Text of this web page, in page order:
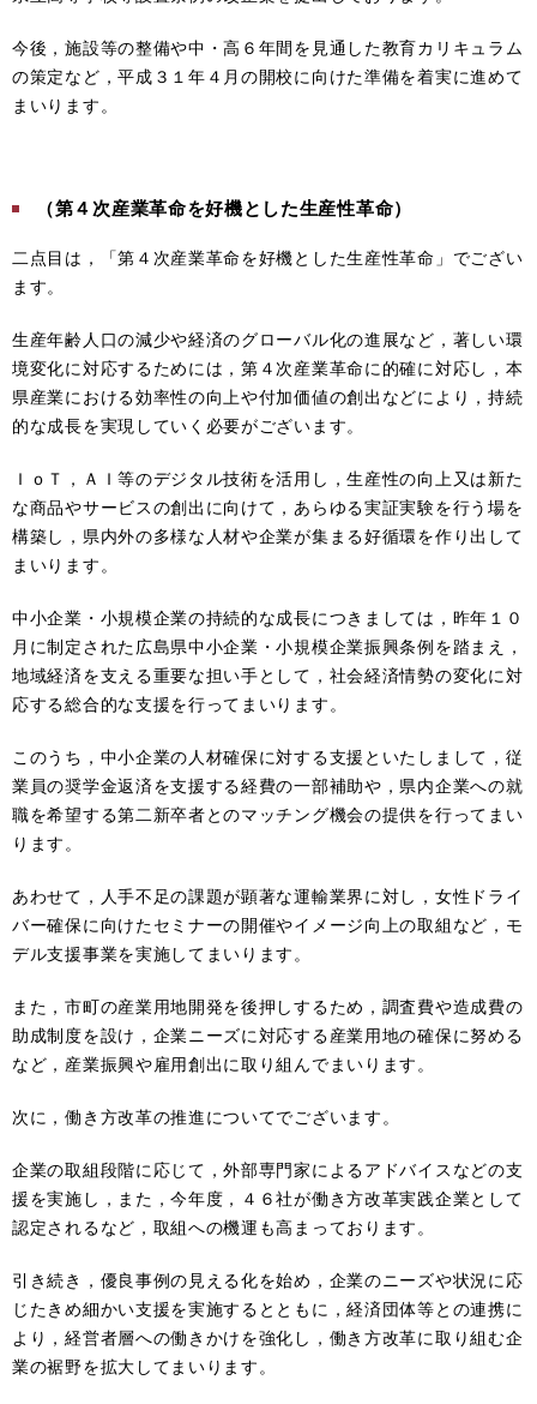
今後，施設等の整備や中・高６年間を見通した教育カリキュラム
の策定など，平成３１年４月の開校に向けた準備を着実に進めて
まいります。
（第４次産業革命を好機とした生産性革命）
二点目は，「第４次産業革命を好機とした生産性革命」でござい
ます。
生産年齢人口の減少や経済のグローバル化の進展など，著しい環
境変化に対応するためには，第４次産業革命に的確に対応し，本
県産業における効率性の向上や付加価値の創出などにより，持続
的な成長を実現していく必要がございます。
ＩｏＴ，ＡＩ等のデジタル技術を活用し，生産性の向上又は新た
な商品やサービスの創出に向けて，あらゆる実証実験を行う場を
構築し，県内外の多様な人材や企業が集まる好循環を作り出して
まいります。
中小企業・小規模企業の持続的な成長につきましては，昨年１０
月に制定された広島県中小企業・小規模企業振興条例を踏まえ，
地域経済を支える重要な担い手として，社会経済情勢の変化に対
応する総合的な支援を行ってまいります。
このうち，中小企業の人材確保に対する支援といたしまして，従
業員の奨学金返済を支援する経費の一部補助や，県内企業への就
職を希望する第二新卒者とのマッチング機会の提供を行ってまい
ります。
あわせて，人手不足の課題が顕著な運輸業界に対し，女性ドライ
バー確保に向けたセミナーの開催やイメージ向上の取組など，モ
デル支援事業を実施してまいります。
また，市町の産業用地開発を後押しするため，調査費や造成費の
助成制度を設け，企業ニーズに対応する産業用地の確保に努める
など，産業振興や雇用創出に取り組んでまいります。
次に，働き方改革の推進についてでございます。
企業の取組段階に応じて，外部専門家によるアドバイスなどの支
援を実施し，また，今年度，４６社が働き方改革実践企業として
認定されるなど，取組への機運も高まっております。
引き続き，優良事例の見える化を始め，企業のニーズや状況に応
じたきめ細かい支援を実施するとともに，経済団体等との連携に
より，経営者層への働きかけを強化し，働き方改革に取り組む企
業の裾野を拡大してまいります。